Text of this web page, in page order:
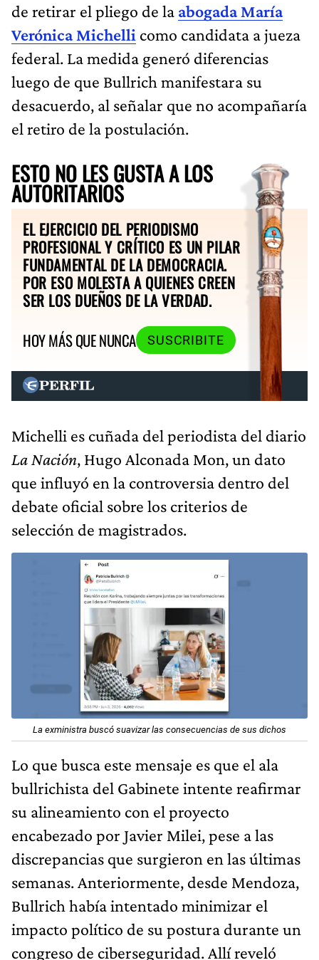
de retirar el pliego de la abogada María
Verónica Michelli como candidata a jueza
federal. La medida generó diferencias
luego de que Bullrich manifestara su
desacuerdo, al señalar que no acompañaría
el retiro de la postulación.
ESTO NO LES GUSTA A LOS
AUTORITARIOS
EL EJERCICIO DEL PERIODISMO
PROFESIONAL Y CRÍTICO ES UN PILAR
FUNDAMENTAL DE LA DEMOCRACIA.
POR ESO MOLESTA A QUIENES CREEN
SER LOS DUEÑOS DE LA VERDAD.
HOY MÁS QUE NUNCA
SUSCRIBITE
Michelli es cuñada del periodista del diario
La Nación, Hugo Alconada Mon, un dato
que influyó en la controversia dentro del
debate oficial sobre los criterios de
selección de magistrados.
La exministra buscó suavizar las consecuencias de sus dichos
Lo que busca este mensaje es que el ala
bullrichista del Gabinete intente reafirmar
su alineamiento con el proyecto
encabezado por Javier Milei, pese a las
discrepancias que surgieron en las últimas
semanas. Anteriormente, desde Mendoza,
Bullrich había intentado minimizar el
impacto político de su postura durante un
congreso de ciberseguridad. Allí reveló